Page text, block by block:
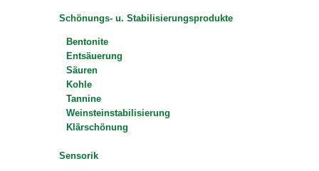
Schönungs- u. Stabilisierungsprodukte
Bentonite
Entsäuerung
Säuren
Kohle
Tannine
Weinsteinstabilisierung
Klärschönung
Sensorik